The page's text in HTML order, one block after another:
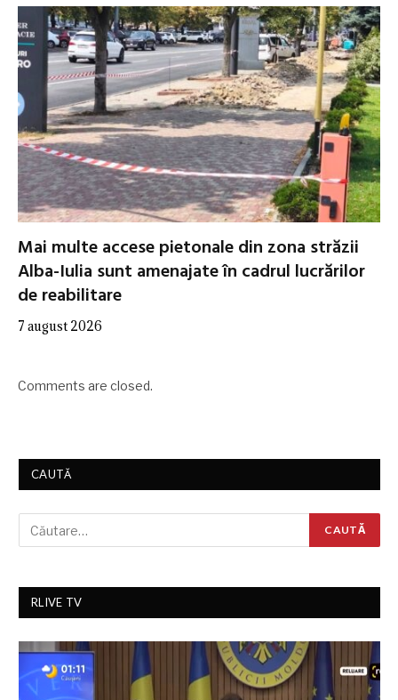
Mai multe accese pietonale din zona străzii
Alba-Iulia sunt amenajate în cadrul lucrărilor
de reabilitare
7 august 2026
Comments are closed.
CAUTĂ
RLIVE TV